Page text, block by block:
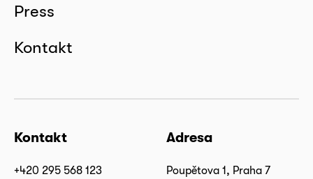
Press
Kontakt
Kontakt
+420 295 568 123
Adresa
Poupětova 1, Praha 7